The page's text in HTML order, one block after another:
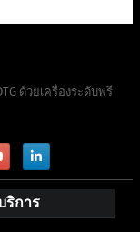
ด้วยเครื่องระดับพรี
ริการ